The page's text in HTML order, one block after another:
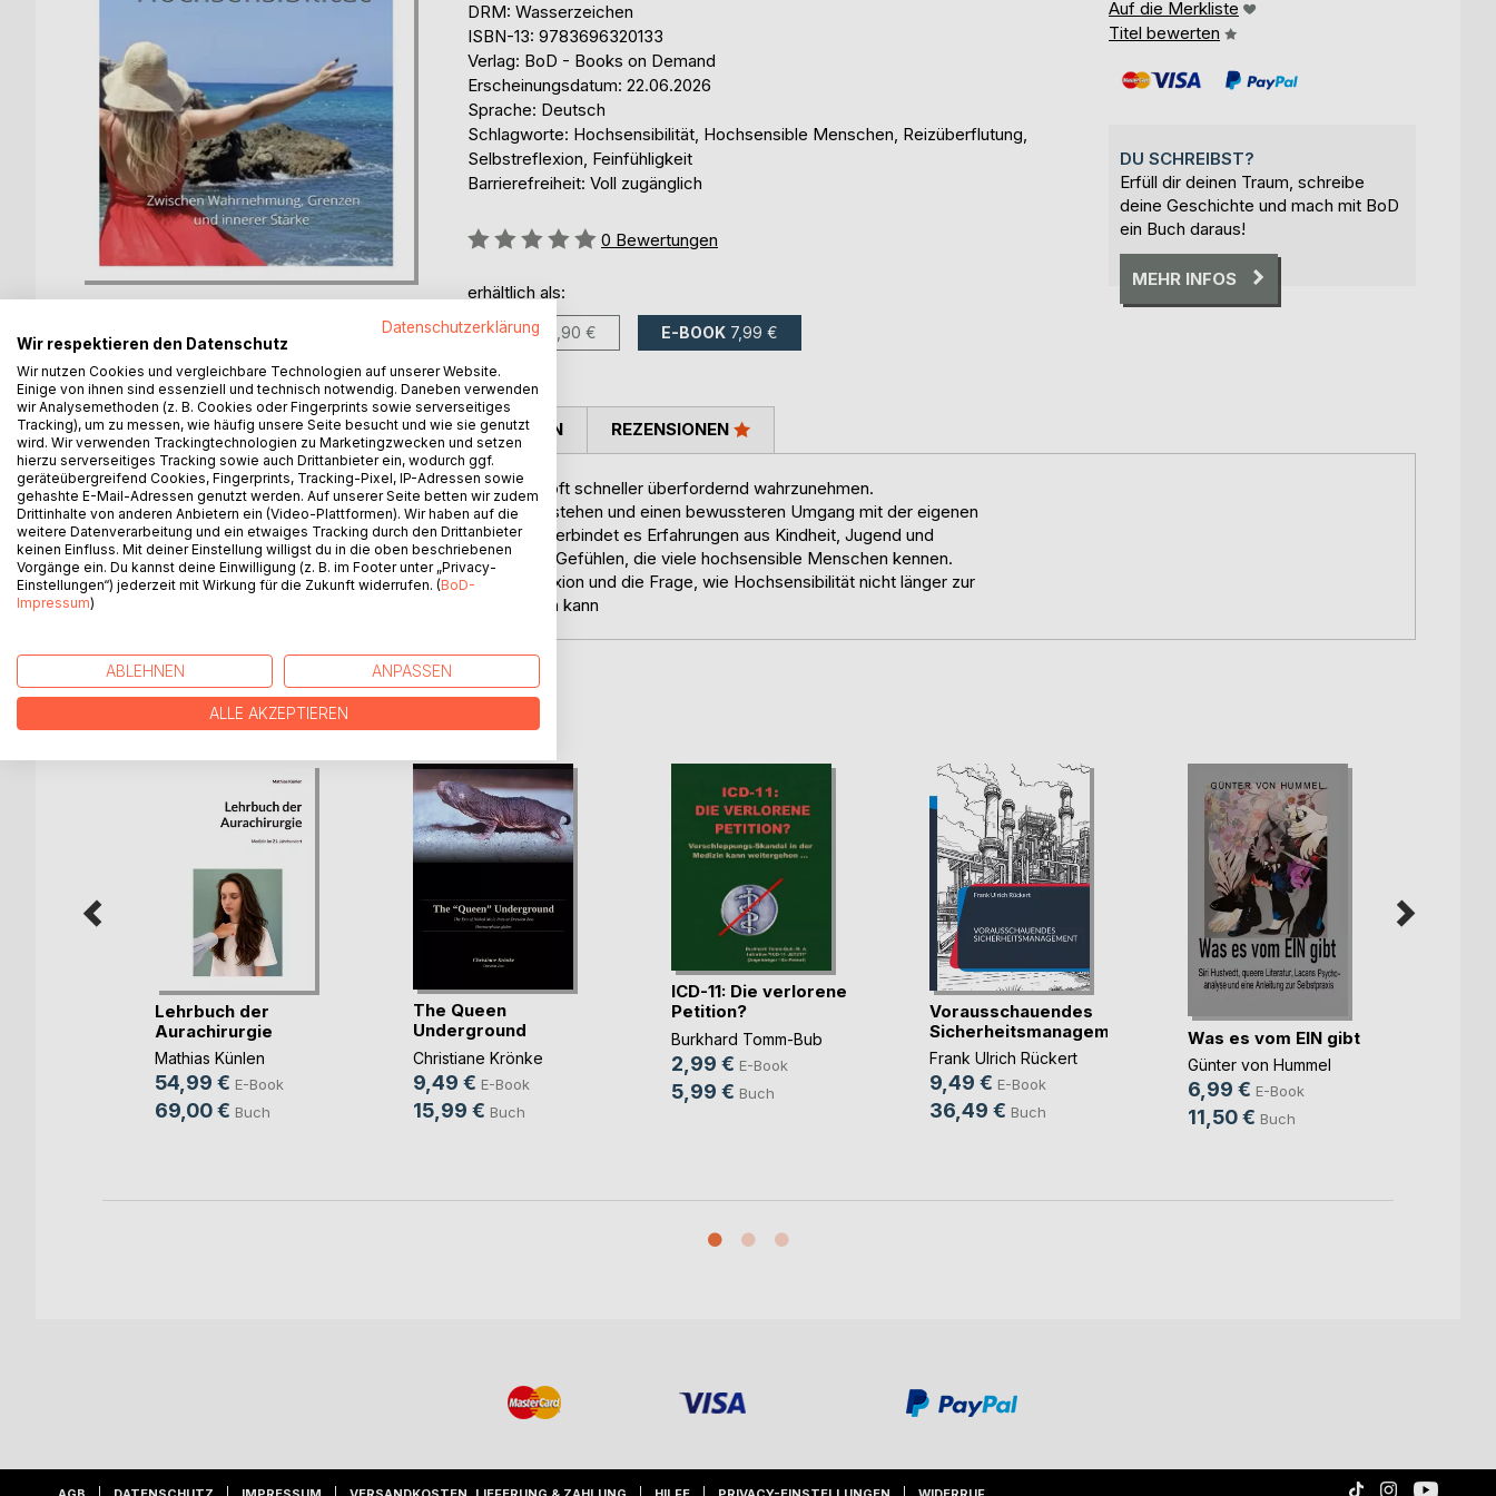
DRM: Wasserzeichen
ISBN-13: 9783696320133
Verlag: BoD - Books on Demand
Erscheinungsdatum: 22.06.2026
Sprache: Deutsch
Schlagworte: Hochsensibilität, Hochsensible Menschen, Reizüberflutung,
Selbstreflexion, Feinfühligkeit
Barrierefreiheit: Voll zugänglich
Bewertung::
0 Bewertungen
erhältlich als:
BUCH 13,90 € E-BOOK 7,99 €
Auf die Merkliste
Titel bewerten
DU SCHREIBST?
Erfüll dir deinen Traum, schreibe
deine Geschichte und mach mit BoD
ein Buch daraus!
MEHR INFOS
BESCHREIBUNG
Hochsensibilität bedeutet, die Welt feiner, intensiver und oft schneller überfordernd wahrzunehmen.
Dieses Buch lädt dazu ein, Hochsensibilität besser zu verstehen und einen bewussteren Umgang mit der eigenen
Wahrnehmung zu entwickeln. In reflektierenden Kapiteln verbindet es Erfahrungen aus Kindheit, Jugend und
Erwachsenwerden mit inneren Prozessen, Gedanken und Gefühlen, die viele hochsensible Menschen kennen.
Im Mittelpunkt stehen innere Stärke, Grenzen, Selbstreflexion und die Frage, wie Hochsensibilität nicht länger zur
Belastung, sondern zu einer tragenden Ressource werden kann
AUTOR/IN PRESSESTIMMEN REZENSIONEN
WEITERE TITEL BEIBoD
Lehrbuch der
Aurachirurgie
Mathias Künlen
54,99 € E-Book
69,00 € Buch
The Queen
Underground
Christiane Krönke
9,49 € E-Book
15,99 € Buch
ICD-11: Die verlorene
Petition?
Burkhard Tomm-Bub
2,99 € E-Book
5,99 € Buch
Vorausschauendes
Sicherheitsmanagement
Frank Ulrich Rückert
9,49 € E-Book
36,49 € Buch
Was es vom EIN gibt
Günter von Hummel
6,99 € E-Book
11,50 € Buch
Datenschutzerklärung
Wir respektieren den Datenschutz
Wir nutzen Cookies und vergleichbare Technologien auf unserer Website.
Einige von ihnen sind essenziell und technisch notwendig. Daneben verwenden
wir Analysemethoden (z. B. Cookies oder Fingerprints sowie serverseitiges
Tracking), um zu messen, wie häufig unsere Seite besucht und wie sie genutzt
wird. Wir verwenden Trackingtechnologien zu Marketingzwecken und setzen
hierzu serverseitiges Tracking sowie auch Drittanbieter ein, wodurch ggf.
geräteübergreifend Cookies, Fingerprints, Tracking-Pixel, IP-Adressen sowie
gehashte E-Mail-Adressen genutzt werden. Auf unserer Seite betten wir zudem
Drittinhalte von anderen Anbietern ein (Video-Plattformen). Wir haben auf die
weitere Datenverarbeitung und ein etwaiges Tracking durch den Drittanbieter
keinen Einfluss. Mit deiner Einstellung willigst du in die oben beschriebenen
Vorgänge ein. Du kannst deine Einwilligung (z. B. im Footer unter „Privacy-
Einstellungen“) jederzeit mit Wirkung für die Zukunft widerrufen. (BoD-
Impressum)
ABLEHNEN ANPASSEN
ALLE AKZEPTIEREN